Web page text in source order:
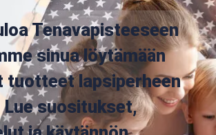
Tenavapisteeseen
sinua löytämään
tuotteet lapsiperheen
Lue suositukset,